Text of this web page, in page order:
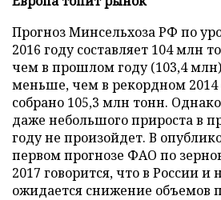
Прогноз Минсельхоза РФ по
2016 году составляет 104 млн
чем в прошлом году (103,4
меньше, чем в рекордном 2014
собрано 105,3 млн тонн.
даже небольшого прироста в
году не произойдет. В
первом прогнозе ФАО по
2017 говорится, что в России и
ожидается снижение объемов